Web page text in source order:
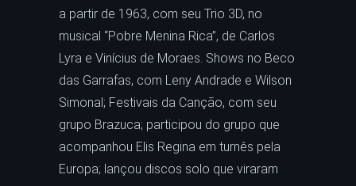
a partir de 1963, com seu Trio 3D, no
musical “Pobre Menina Rica”, de Carlos
Lyra e Vinícius de Moraes. Shows no Beco
das Garrafas, com Leny Andrade e Wilson
Simonal; Festivais da Canção, com seu
grupo Brazuca; participou do grupo que
acompanhou Elis Regina em turnês pela
Europa; lançou discos solo que viraram